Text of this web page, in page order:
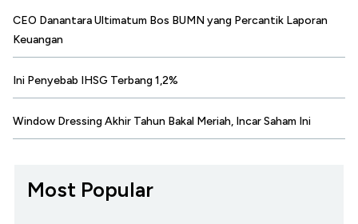
CEO Danantara Ultimatum Bos BUMN yang Percantik Laporan
Keuangan
Ini Penyebab IHSG Terbang 1,2%
Window Dressing Akhir Tahun Bakal Meriah, Incar Saham Ini
Most Popular